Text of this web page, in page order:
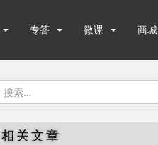
专答 微课 商城
搜
：
相关文章